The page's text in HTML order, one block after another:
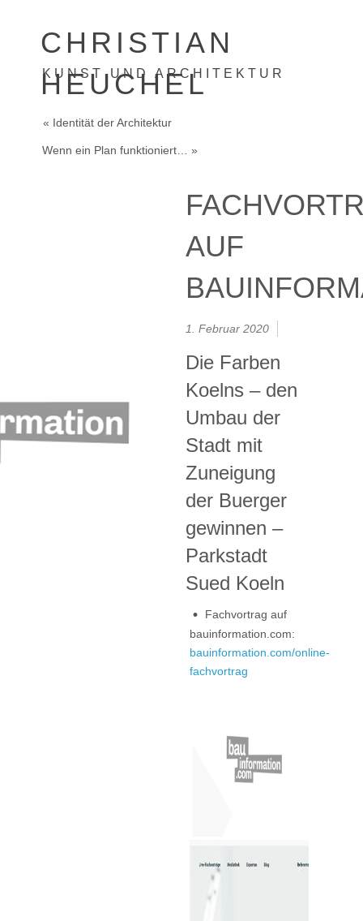
CHRISTIAN
HEUCHEL
KUNST UND ARCHITEKTUR
« Identität der Architektur
Wenn ein Plan funktioniert… »
AUF
1. Februar 2020
Die Farben
Koelns – den
Umbau der
Stadt mit
Zuneigung
der Buerger
gewinnen –
Parkstadt
Sued Koeln
Fachvortrag auf
bauinformation.com:
bauinformation.com/online-
fachvortrag